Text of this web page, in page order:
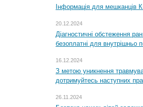
Інформація для мешканців
20.12.2024
Діагностичні обстеження
безоплатні для внутрішньо
16.12.2024
З метою уникнення
дотримуйтесь наступних
26.11.2024